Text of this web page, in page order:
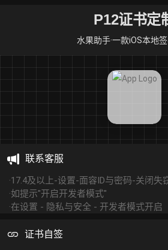
P12证书定
水果助手·一款iOS本地
联系客服
·17.4及以上-设置-面容ID与密码-关闭失
·如提示"开启开发者模式"
·在设置 - 隐私与安全 - 开发者模式开启
证书自签